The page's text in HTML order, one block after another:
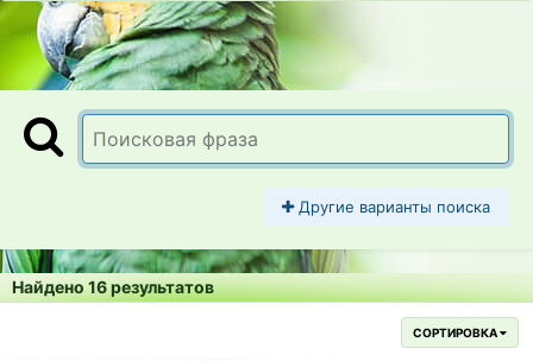
Другие варианты поиска
Найдено 16 результатов
СОРТИРОВКА